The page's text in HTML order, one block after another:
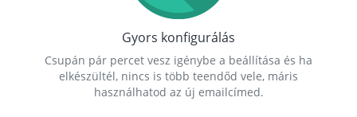
Gyors konfigurálás
Csupán pár percet vesz igénybe a beállítása és ha
elkészültél, nincs is több teendőd vele, máris
használhatod az új emailcímed.